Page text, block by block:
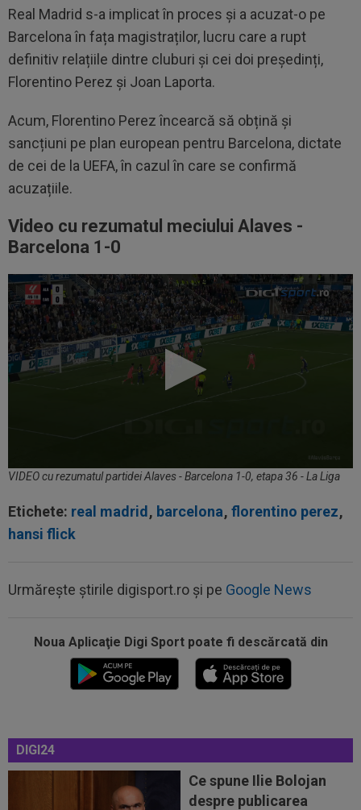
Real Madrid s-a implicat în proces și a acuzat-o pe
Barcelona în fața magistraților, lucru care a rupt
definitiv relațiile dintre cluburi și cei doi președinți,
Florentino Perez și Joan Laporta.
Acum, Florentino Perez încearcă să obțină și
sancțiuni pe plan european pentru Barcelona, dictate
de cei de la UEFA, în cazul în care se confirmă
acuzațiile.
Video cu rezumatul meciului Alaves -
Barcelona 1-0
VIDEO cu rezumatul partidei Alaves - Barcelona 1-0, etapa 36 - La Liga
Etichete: real madrid, barcelona, florentino perez,
hansi flick
Urmărește știrile digisport.ro și pe Google News
Noua Aplicaţie Digi Sport poate fi descărcată din
DIGI24
Ce spune Ilie Bolojan
despre publicarea
după ce CFR a fost umilită de Tromso
Ștefan Baiaram a făcut anunțul, după KuPS -
Universitatea Craiova: ”Cu...
Președintele Craiovei nu a mai putut privi...
22:22 EXCLUSIV
Folha, OUT de la CFR Cluj după
dezastrul cu Tromso! ”Îi dau afară pe toți!”...